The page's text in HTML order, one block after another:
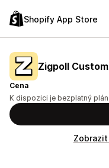
Shopify App Store
Zigpoll
Cena
K dispozici je bezplatný plán